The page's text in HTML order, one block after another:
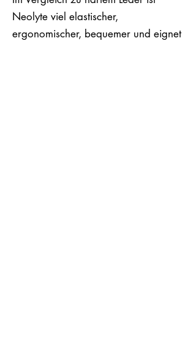
Neolyte viel elastischer,
ergonomischer, bequemer und eignet